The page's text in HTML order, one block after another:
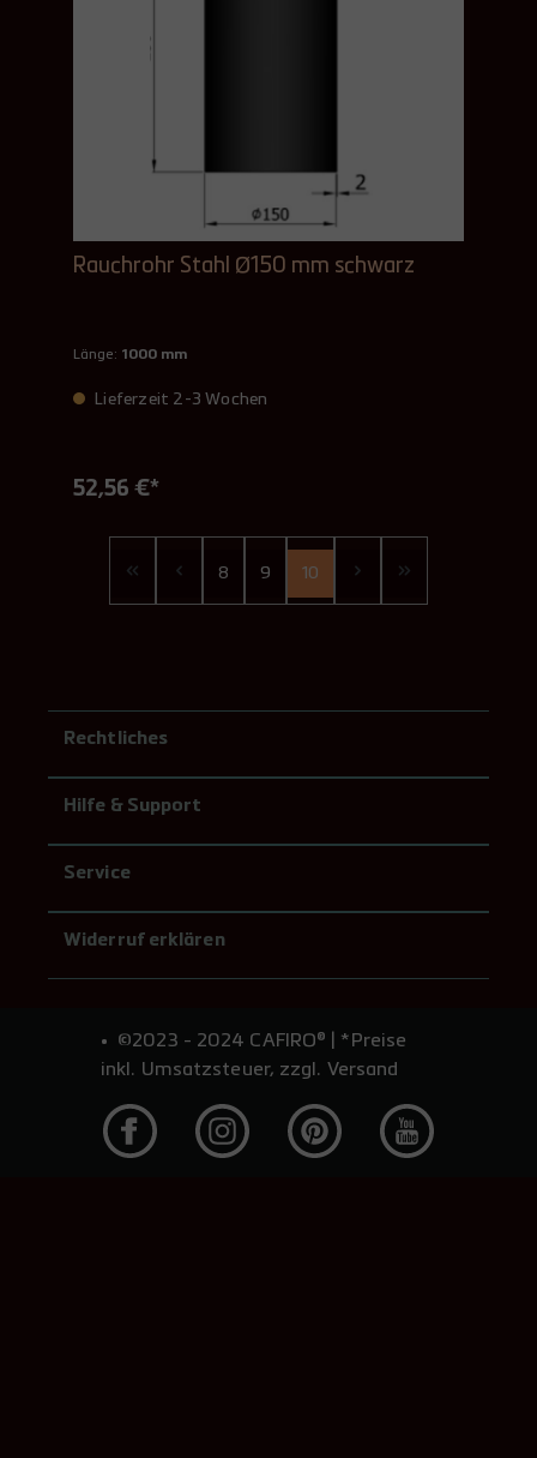
Rauchrohr Stahl Ø150 mm schwarz
Länge: 1000 mm
Lieferzeit 2-3 Wochen
52,56 €*
8 9 10
Rechtliches
Hilfe & Support
Service
Widerruf erklären
©2023 - 2024 CAFIRO® | *Preise
inkl. Umsatzsteuer, zzgl. Versand